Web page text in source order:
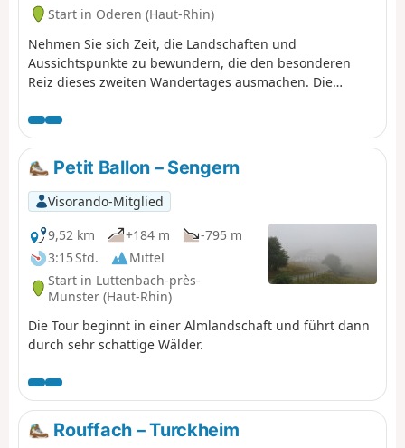
Start in Oderen (Haut-Rhin)
Nehmen Sie sich Zeit, die Landschaften und
Aussichtspunkte zu bewundern, die den besonderen
Reiz dieses zweiten Wandertages ausmachen. Die
bis zum Petit Ballon, vorbei am Klintzkopf. Auch hier
können Sie die Panoramablicke auf die Ebenen und Täler
zu beiden Seiten des Berges in vollen Zügen genießen.
Auf dieser Route, die durch Wälder und über
Stoppelfelder führt, können Sie die Vielfalt der lokalen
Flora entdecken.
Petit Ballon – Sengern
Visorando-Mitglied
9,52 km
+184 m
-795 m
3:15 Std.
Mittel
Start in Luttenbach-près-
Munster (Haut-Rhin)
Die Tour beginnt in einer Almlandschaft und führt dann
durch sehr schattige Wälder.
Rouffach – Turckheim